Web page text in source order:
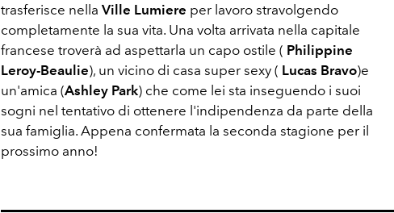
trasferisce nella Ville Lumiere per lavoro stravolgendo
completamente la sua vita. Una volta arrivata nella capitale
francese troverà ad aspettarla un capo ostile ( Philippine
Leroy-Beaulie), un vicino di casa super sexy ( Lucas Bravo)e
un'amica (Ashley Park) che come lei sta inseguendo i suoi
sogni nel tentativo di ottenere l'indipendenza da parte della
sua famiglia. Appena confermata la seconda stagione per il
prossimo anno!